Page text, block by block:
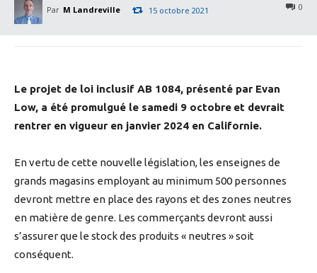
Par M Landreville 0
15 octobre 2021
Le projet de loi inclusif AB 1084, présenté par Evan
Low, a été promulgué le samedi 9 octobre et devrait
rentrer en vigueur en janvier 2024 en Californie.
En vertu de cette nouvelle législation, les enseignes de
grands magasins employant au minimum 500 personnes
devront mettre en place des rayons et des zones neutres
en matière de genre. Les commerçants devront aussi
s’assurer que le stock des produits « neutres » soit
conséquent.